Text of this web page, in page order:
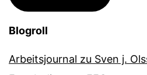
Blogroll
Arbeitsjournal zu Sven j.